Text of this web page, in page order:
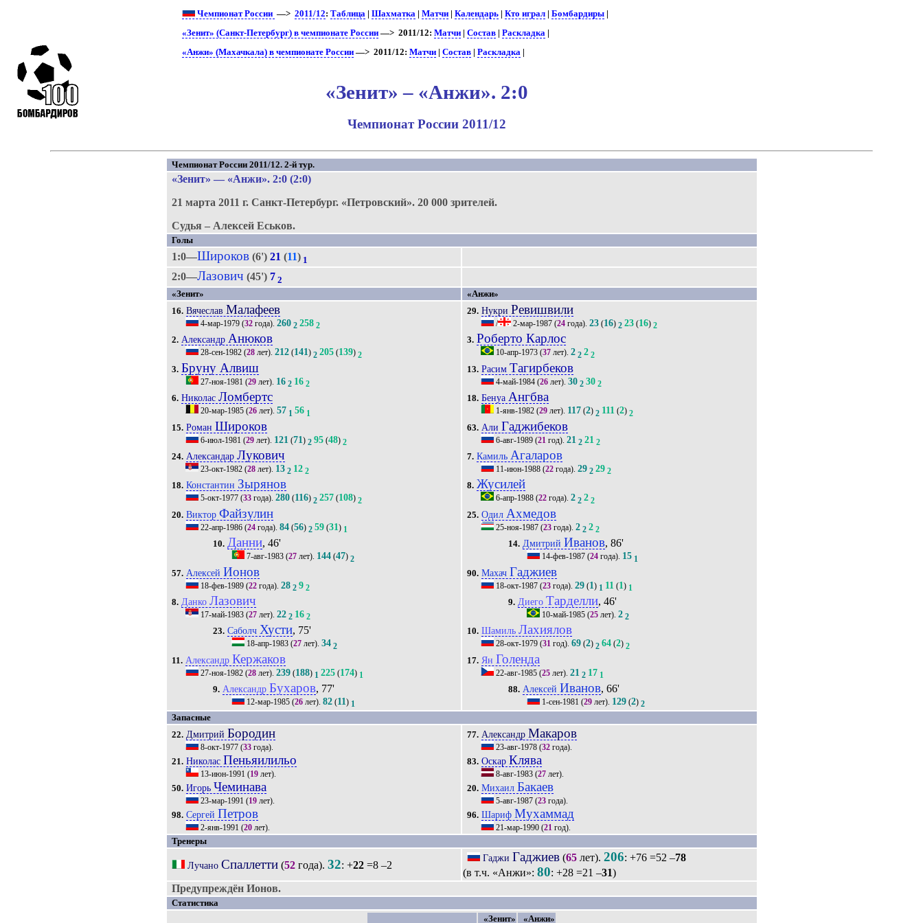
Чемпионат России —>2011/12:Таблица |Шахматка |Матчи |Календарь |Кто играл |Бомбардиры
«Зенит» (Санкт-Петербург) в чемпионате России —> 2011/12:Матчи |Состав |Раскладка |
«Анжи» (Махачкала) в чемпионате России —> 2011/12:Матчи |Состав |Раскладка |
«Зенит» – «Анжи». 2:0
Чемпионат России 2011/12
Чемпионат России 2011/12. 2-й тур.
«Зенит» — «Анжи». 2:0 (2:0)
21 марта 2011 г.Санкт-Петербург. «Петровский».20 000 зрителей.
Судья – Алексей Еськов.
Голы
1:0—Широков (6')21 (11) 1
2:0—Лазович (45') 7 2
«Зенит»
«Анжи»
16. Вячеслав Малафеев
4-мар-1979 (32 года).260 2 258 2
2. АлександрАнюков
28-сен-1982 (28 лет).212 (141) 2 205 (139) 2
3. Бруну Алвиш
27-ноя-1981 (29 лет). 16 2 16 2
6. НиколасЛомбертс
20-мар-1985 (26 лет).57 1 56 1
15. Роман Широков
6-июл-1981 (29 лет). 121 (71) 2 95 (48) 2
24. АлександарЛукович
23-окт-1982 (28 лет). 13 2 12 2
18. Константин Зырянов
5-окт-1977 (33 года).280 (116) 2 257 (108) 2
20. ВикторФайзулин
22-апр-1986 (24 года).84 (56) 2 59 (31) 1
10. Данни, 46'
7-авг-1983(27лет). 144(47) 2
57. Алексей Ионов
18-фев-1989 (22 года).28 2 9 2
8. ДанкоЛазович
17-май-1983 (27 лет).22 2 16 2
23. СаболчХусти, 75'
18-апр-1983(27лет). 34 2
11. Александр Кержаков
27-ноя-1982 (28 лет).239 (188) 1 225 (174) 1
9. Александр Бухаров, 77'
12-мар-1985(26лет). 82(11) 1
29. Нукри Ревишвили
/ 2-мар-1987 (24 года).23 (16) 2 23 (16) 2
3. Роберто Карлос
10-апр-1973 (37 лет).2 2 2 2
13. РасимТагирбеков
4-май-1984 (26 лет).30 2 30 2
18. Бенуа Ангбва
1-янв-1982 (29 лет). 117 (2) 2 111 (2) 2
63. Али Гаджибеков
6-авг-1989 (21 год).21 2 21 2
7. Камиль Агаларов
11-июн-1988 (22 года).29 2 29 2
8. Жусилей
6-апр-1988 (22 года).2 2 2 2
25. Одил Ахмедов
25-ноя-1987 (23 года).2 2 2 2
14. Дмитрий Иванов, 86'
14-фев-1987(24года). 15 1
90. Махач Гаджиев
18-окт-1987 (23 года).29 (1) 1 11 (1) 1
9. ДиегоТарделли, 46'
10-май-1985(25лет). 2 2
10. ШамильЛахиялов
28-окт-1979 (31 год).69 (2) 2 64 (2) 2
17. Ян Голенда
22-авг-1985 (25 лет).21 2 17 1
88. Алексей Иванов, 66'
1-сен-1981 (29лет). 129(2) 2
Запасные
22. Дмитрий Бородин
8-окт-1977 (33 года).
21. Николас Пеньяилильо
13-июн-1991 (19 лет).
50. Игорь Чеминава
23-мар-1991 (19 лет).
98. Сергей Петров
2-янв-1991 (20 лет).
77. Александр Макаров
23-авг-1978 (32 года).
83. Оскар Клява
8-авг-1983 (27 лет).
20. Михаил Бакаев
5-авг-1987 (23 года).
96. Шариф Мухаммад
21-мар-1990 (21 год).
Тренеры
ЛучаноСпаллетти (52 года).32: +22 =8 –2
Гаджи Гаджиев (65 лет).206: +76 =52 –78
(в т.ч. «Анжи»: 80: +28 =21 –31)
Предупреждён Ионов.
Статистика
«Зенит»
«Анжи»